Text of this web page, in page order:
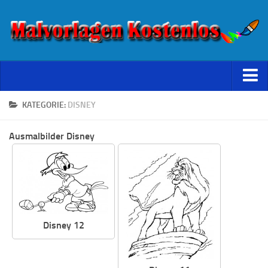
Starseite
KATEGORIE: DISNEY
Ausmalbilder Disney
Disney 12